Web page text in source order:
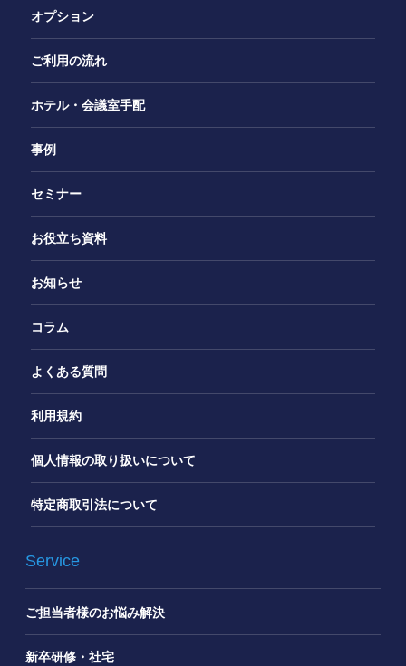
オプション
ご利用の流れ
ホテル・会議室手配
事例
セミナー
お役立ち資料
お知らせ
コラム
よくある質問
利用規約
個人情報の取り扱いについて
特定商取引法について
Service
ご担当者様のお悩み解決
新卒研修・社宅